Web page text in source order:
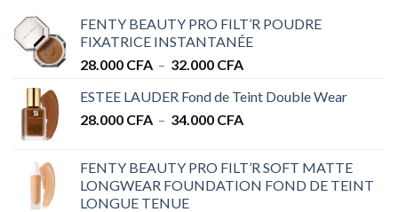
FENTY BEAUTY PRO FILT’R POUDRE
FIXATRICE INSTANTANÉE
28.000 CFA – 32.000 CFAPlage
prix :
28.000 CFA
ESTEE LAUDER Fond de Teint Double Wear
28.000 CFA – 34.000 CFAPlage
28.000 CFA
à
FENTY BEAUTY PRO FILT’R SOFT MATTE
LONGWEAR FOUNDATION FOND DE TEINT
LONGUE TENUE